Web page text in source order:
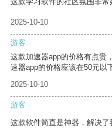
2025-10-10
游客
这款加速器app的价格有点贵
速器app的价格应该在50元以
2025-10-10
游客
这款软件简直是神器，解决了